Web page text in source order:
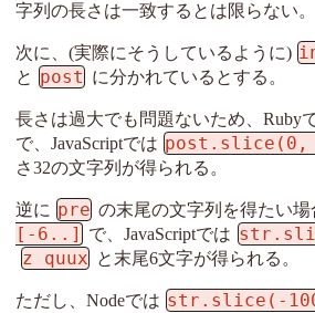
字列の長さは一致するとは限らない。
次に、(実際にそうしているように)
と post に分かれているとする。
長さは過大でも問題ないため、Ruby
で、JavaScriptでは post.slice(0,
さ32の文字列が得られる。
逆に pre の末尾の文字列を得たい場
[-6..]
で、JavaScriptでは
z quux と末尾6文字が得られる。
ただし、Nodeでは str.slice(-